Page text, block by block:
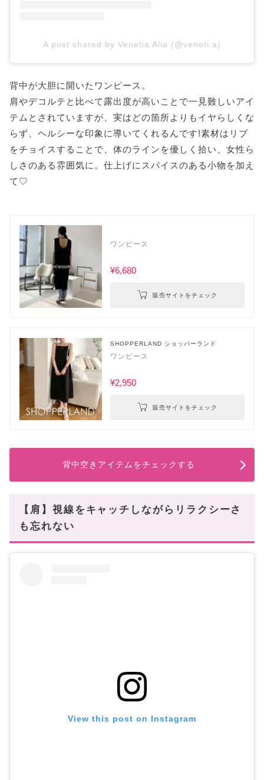
A post shared by Venetia Alia (@veneti.a)
背中が大胆に開いたワンピース。
肩やデコルテと比べて露出度が高いことで一見難しいアイ
テムとされていますが、実はどの箇所よりもイヤらしくな
らず、ヘルシーな印象に導いてくれるんです!素材はリブ
をチョイスすることで、体のラインを優しく拾い、女性ら
しさのある雰囲気に。仕上げにスパイスのある小物を加え
て♡
ワンピース
¥6,680
販売サイトをチェック
SHOPPERLAND ショッパーランド
ワンピース
¥2,950
販売サイトをチェック
背中空きアイテムをチェックする
【肩】視線をキャッチしながらリラクシーさ
も忘れない
View this post on Instagram